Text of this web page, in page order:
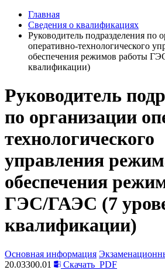
Главная
Сведения о квалификациях
Руководитель подразделения по
оперативно-технологического
обеспечения режимов работы
квалификации)
Руководитель
по организации
технологического
управления
обеспечения
ГЭС/ГАЭС (7
квалификации)
Основная информация
20.03300.01
Скачать PDF